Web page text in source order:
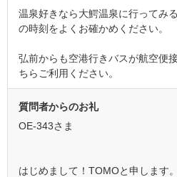
温泉好きなら大鰐温泉に行ってみ
の時刻をよくお確かめください。
弘前からも空港行きバスが航空便
ちらご利用ください。
質問者からのお礼
OE-343さま
はじめまして！TOMOと申します。